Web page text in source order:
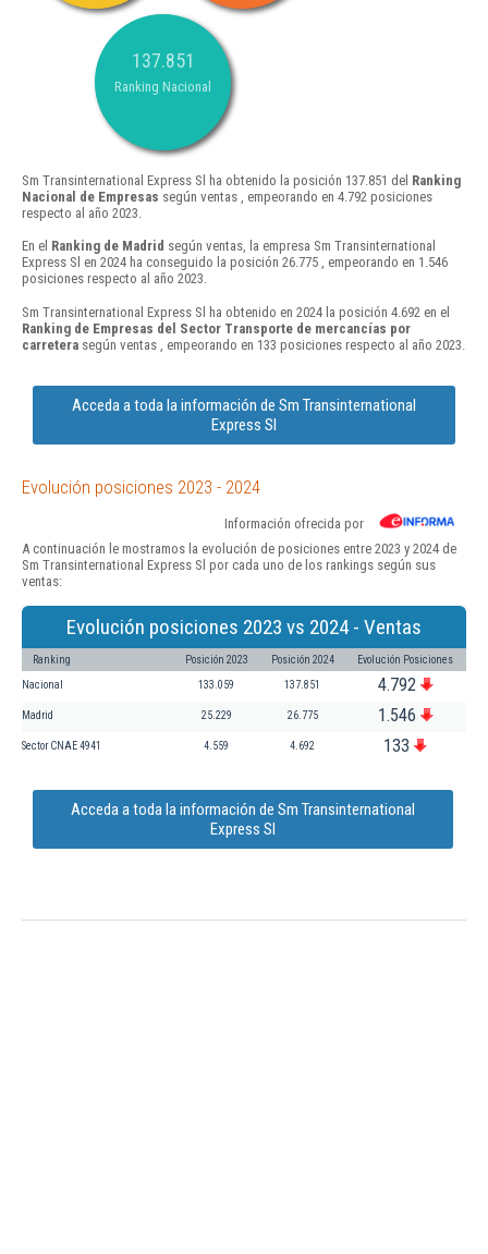
137.851
Ranking Nacional
Sm Transinternational Express Sl ha obtenido la posición 137.851 del Ranking
Nacional de Empresas según ventas , empeorando en 4.792 posiciones
respecto al año 2023.
En el Ranking de Madrid según ventas, la empresa Sm Transinternational
Express Sl en 2024 ha conseguido la posición 26.775 , empeorando en 1.546
posiciones respecto al año 2023.
Sm Transinternational Express Sl ha obtenido en 2024 la posición 4.692 en el
Ranking de Empresas del Sector Transporte de mercancías por
carretera según ventas , empeorando en 133 posiciones respecto al año 2023.
Acceda a toda la información de Sm Transinternational
Express Sl
Evolución posiciones 2023 - 2024
Información ofrecida por
A continuación le mostramos la evolución de posiciones entre 2023 y 2024 de
Sm Transinternational Express Sl por cada uno de los rankings según sus
ventas:
Evolución posiciones 2023 vs 2024 - Ventas
Ranking Posición 2023 Posición 2024 Evolución Posiciones
Nacional 133.059 137.851 4.792
Madrid 25.229 26.775 1.546
Sector CNAE 4941 4.559 4.692 133
Acceda a toda la información de Sm Transinternational
Express Sl